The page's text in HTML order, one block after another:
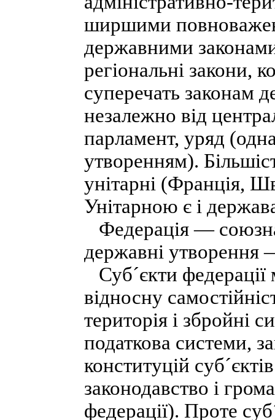
ширшими
державними
регіональні закони,
суперечать законам
незалежно від
парламент, уряд
утворенням).
унітарні (Франція,
Унітарною є і
Федерація —
державні утворення
Суб´єкти федерації
відносну
територія і збройні
податкова системи,
конституцій
законодавство і
федерації). Проте